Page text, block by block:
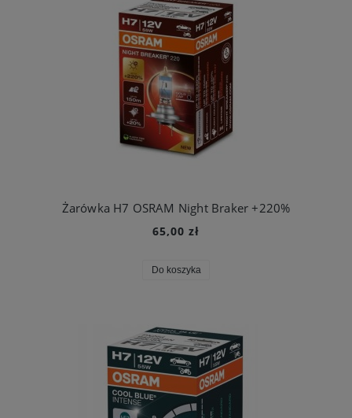
Żarówka H7 OSRAM Night Braker +220%
65,00 zł
Do koszyka